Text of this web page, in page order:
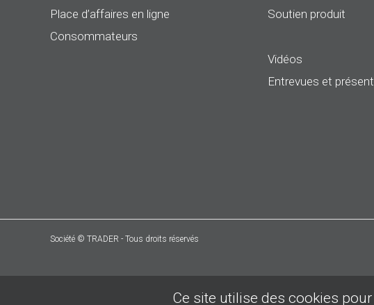
Place d’affaires en ligne
Consommateurs
Soutien produit
Vidéos
Entrevues et
Société © TRADER - Tous droits réservés
Ce site utilise des cookies